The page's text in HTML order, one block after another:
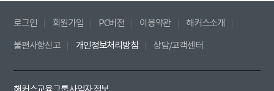
로그인 회원가입 PC버전 이용약관 해커스소개
불편사항신고 개인정보처리방침 상담/고객센터